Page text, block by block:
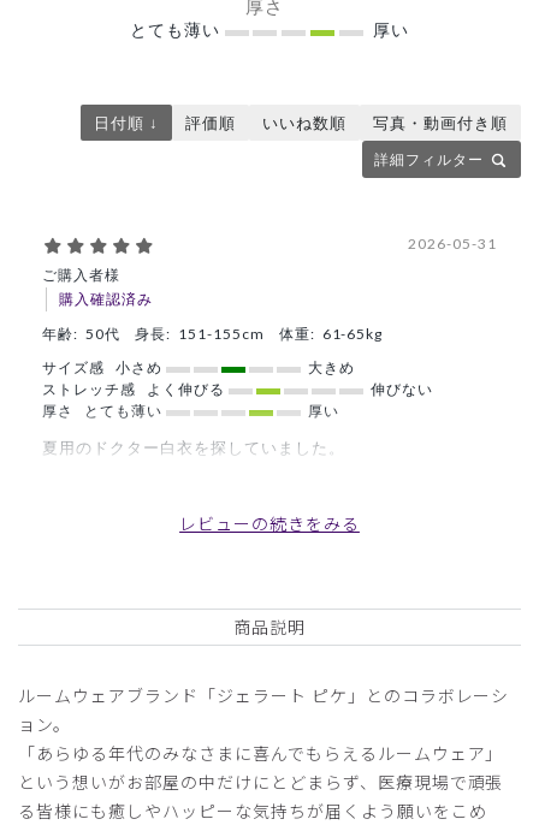
厚さ
とても薄い 厚い
詳細フィルター
日付順 ↓ 評価順 いいね数順 写真・動画付き順
ご購入者様
購入確認済み
2026-05-31
年齢: 50代 身長: 151-155cm 体重: 61-65kg
サイズ感
小さめ
大きめ
ストレッチ感
よく伸びる
伸びない
厚さ
とても薄い 厚い
夏用のドクター白衣を探していました。
役に立った 0
nao様
購入確認済み
2026-04-25
レビューの続きをみる
商品説明
ルームウェアブランド「ジェラート ピケ」とのコラボレーシ
ョン。
「あらゆる年代のみなさまに喜んでもらえるルームウェア」
という想いがお部屋の中だけにとどまらず、医療現場で頑張
る皆様にも癒しやハッピーな気持ちが届くよう願いをこめ